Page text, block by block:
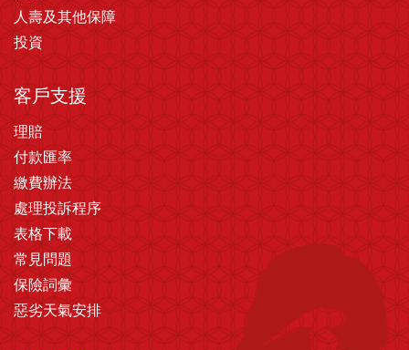
人壽及其他保障
投資
客戶支援
理賠
付款匯率
繳費辦法
處理投訴程序
表格下載
常見問題
保險詞彙
惡劣天氣安排